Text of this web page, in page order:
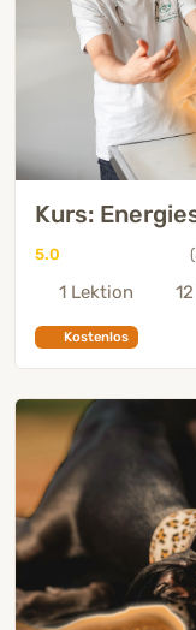
Kurs:
5.0
1 Lektion
Kostenlos